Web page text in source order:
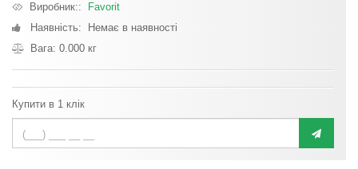
Виробник::
Favorit
Наявність: Немає в наявності
Вага: 0.000 кг
Купити в 1 клік